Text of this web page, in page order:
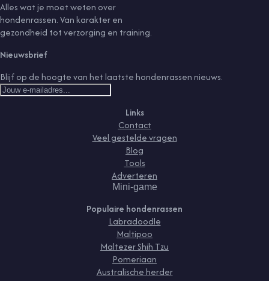
Alles wat je moet weten over
hondenrassen. Van karakter en
gezondheid tot verzorging en training.
Nieuwsbrief
Blijf op de hoogte van het laatste hondenrassen nieuws.
Links
Contact
Veel gestelde vragen
Blog
Tools
Adverteren
Mini-game
Populaire hondenrassen
Labradoodle
Maltipoo
Maltezer Shih Tzu
Pomeriaan
Australische herder